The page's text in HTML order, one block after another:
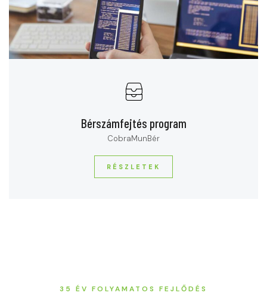
Bérszámfejtés program
CobraMunBér
RÉSZLETEK
35 ÉV FOLYAMATOS FEJLŐDÉS